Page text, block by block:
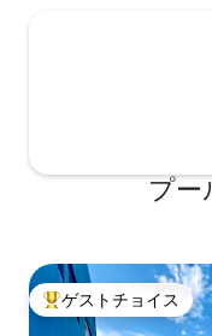
プー
大好評のゲストチョイ
ゲストチョイス